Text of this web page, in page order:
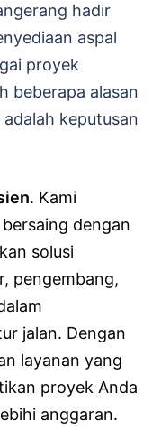
hadir
aspal
proyek
beberapa alasan
keputusan
. Kami
dengan
solusi
pengembang,
jalan. Dengan
layanan yang
proyek Anda
anggaran.